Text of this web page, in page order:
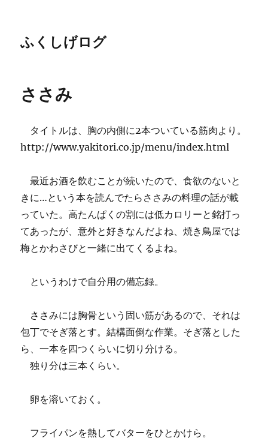
ふくしげログ
ささみ
タイトルは、胸の内側に2本ついている筋肉より。
http://www.yakitori.co.jp/menu/index.html
最近お酒を飲むことが続いたので、食欲のないと
きに…という本を読んでたらささみの料理の話が載
っていた。高たんぱくの割には低カロリーと銘打っ
てあったが、意外と好きなんだよね、焼き鳥屋では
梅とかわさびと一緒に出てくるよね。
というわけで自分用の備忘録。
ささみには胸骨という固い筋があるので、それは
包丁でそぎ落とす。結構面倒な作業。そぎ落とした
ら、一本を四つくらいに切り分ける。
独り分は三本くらい。
卵を溶いておく。
フライパンを熱してバターをひとかけら。